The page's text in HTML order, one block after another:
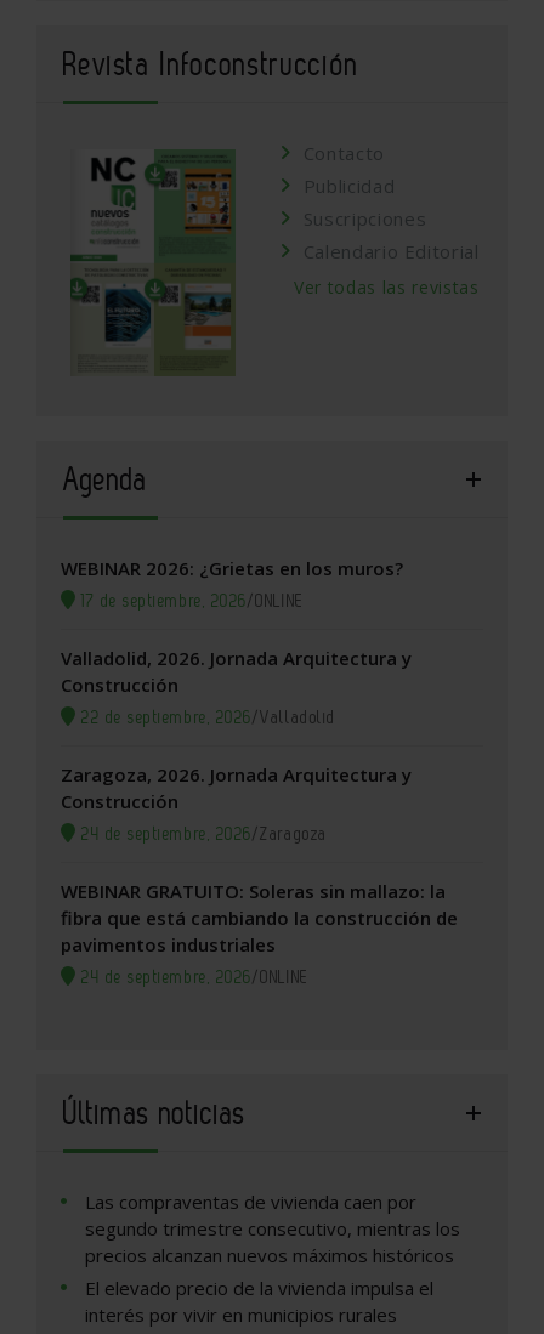
Revista Infoconstrucción
Contacto
Publicidad
Suscripciones
Calendario Editorial
Ver todas las revistas
Agenda
WEBINAR 2026: ¿Grietas en los muros?
17 de septiembre, 2026/ONLINE
Valladolid, 2026. Jornada Arquitectura y
Construcción
22 de septiembre, 2026/Valladolid
Zaragoza, 2026. Jornada Arquitectura y
Construcción
24 de septiembre, 2026/Zaragoza
WEBINAR GRATUITO: Soleras sin mallazo: la
fibra que está cambiando la construcción de
pavimentos industriales
24 de septiembre, 2026/ONLINE
Últimas noticias
Las compraventas de vivienda caen por
segundo trimestre consecutivo, mientras los
precios alcanzan nuevos máximos históricos
El elevado precio de la vivienda impulsa el
interés por vivir en municipios rurales